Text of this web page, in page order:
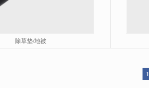
除草垫/地被
1